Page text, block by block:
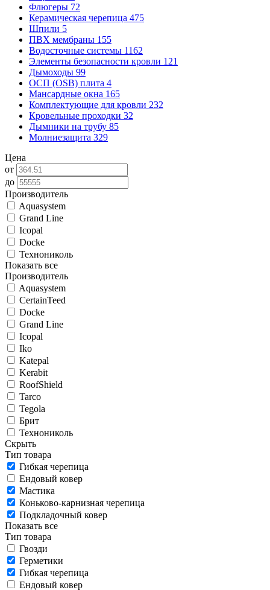
Флюгеры 72
Керамическая черепица 475
Шпили 5
ПВХ мембраны 155
Водосточные системы 1162
Элементы безопасности кровли 121
Дымоходы 99
ОСП (OSB) плита 4
Мансардные окна 165
Комплектующие для кровли 232
Кровельные проходки 32
Дымники на трубу 85
Молниезащита 329
Цена
от
до
Производитель
Aquasystem
Grand Line
Icopal
Docke
Технониколь
Показать все
Производитель
Aquasystem
CertainTeed
Docke
Grand Line
Icopal
Iko
Katepal
Kerabit
RoofShield
Tarco
Tegola
Брит
Технониколь
Скрыть
Тип товара
Гибкая черепица
Ендовый ковер
Мастика
Коньково-карнизная черепица
Подкладочный ковер
Показать все
Тип товара
Гвозди
Герметики
Гибкая черепица
Ендовый ковер